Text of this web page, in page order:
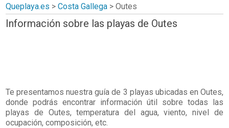
Queplaya.es >Costa Gallega > Outes
Información sobre las playas de Outes
Te presentamos nuestra guía de 3 playas ubicadas en Outes,
donde podrás encontrar información útil sobre todas las
playas de Outes, temperatura del agua, viento, nivel de
ocupación, composición, etc.